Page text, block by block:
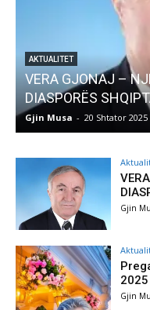
AKTUALITET
Pregaditi
Gjin Musa - 8
Gjin
2025
Gjin